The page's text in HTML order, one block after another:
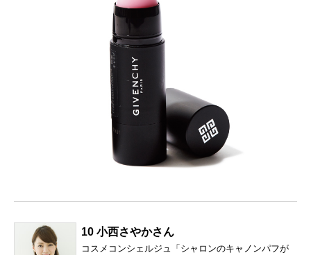
10 小西さやかさん
コスメコンシェルジュ「シャロンのキャノンパフが